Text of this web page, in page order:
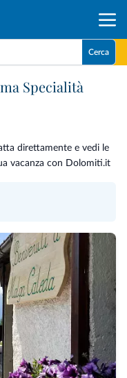
Cerca
Specialità
direttamente e vedi le
vacanza con Dolomiti.it